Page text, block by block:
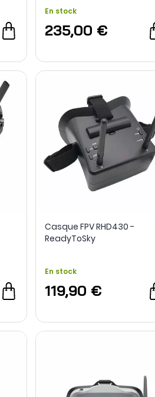
En stock
235,00 €
Casque FPV RHD430 -
ReadyToSky
En stock
119,90 €